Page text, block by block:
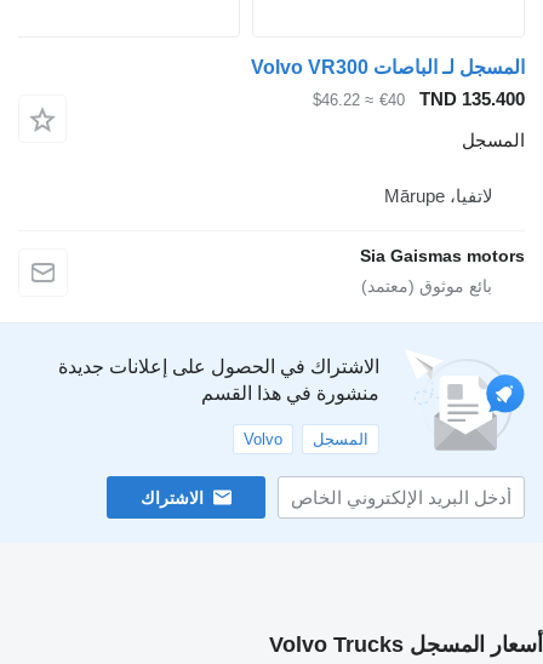
المسجل لـ الباصات Volvo VR300
TND 135.400
€40
≈ $46.22
المسجل
لاتفيا، Mārupe
Sia Gaismas motors
الاشتراك في الحصول على إعلانات جديدة
منشورة في هذا القسم
المسجل Volvo
الاشتراك
أسعار المسجل Volvo Trucks